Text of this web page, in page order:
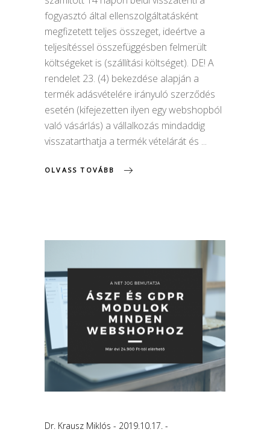
fogyasztó által ellenszolgáltatásként
megfizetett teljes összeget, ideértve a
teljesítéssel összefüggésben felmerült
költségeket is (szállítási költséget). DE! A
rendelet 23. (4) bekezdése alapján a
termék adásvételére irányuló szerződés
esetén (kifejezetten ilyen egy webshopból
való vásárlás) a vállalkozás mindaddig
visszatarthatja a termék vételárát és
OLVASS TOVÁBB
Dr. Krausz Miklós 2019.10.17.